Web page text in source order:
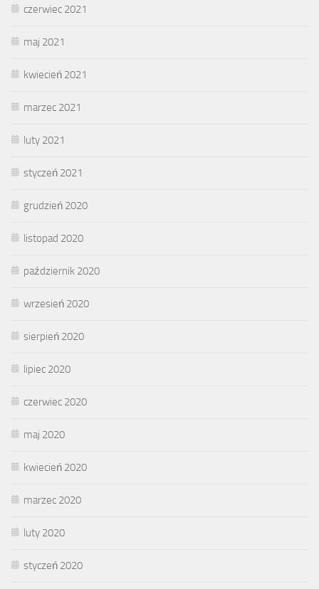
czerwiec 2021
maj 2021
kwiecień 2021
marzec 2021
luty 2021
styczeń 2021
grudzień 2020
listopad 2020
październik 2020
wrzesień 2020
sierpień 2020
lipiec 2020
czerwiec 2020
maj 2020
kwiecień 2020
marzec 2020
luty 2020
styczeń 2020